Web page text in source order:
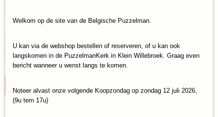
€ 16,95
Op voorraad
Aantal
Welkom op de site van de Belgische Puzzelman.
U kan via de webshop bestellen of reserveren, of u kan ook
langskomen in de PuzzelmanKerk in Klein Willebroek. Graag even
bericht wanneer u wenst langs te komen.
Noteer alvast onze volgende Koopzondag op zondag 12 juli 2026,
(9u tem 17u)